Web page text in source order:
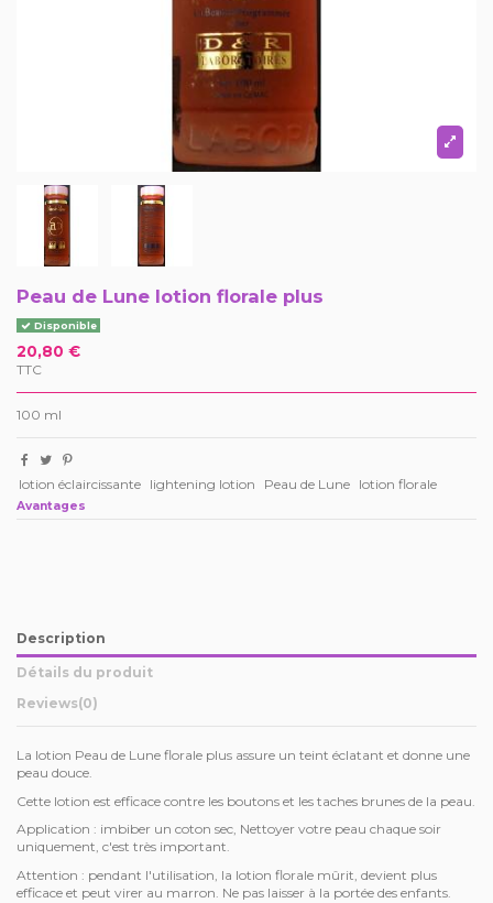
Peau de Lune lotion florale plus
Disponible
20,80 €
TTC
100 ml
lotion éclaircissante lightening lotion Peau de Lune lotion florale
Avantages
Description
Détails du produit
Reviews(0)
La lotion Peau de Lune florale plus assure un teint éclatant et donne une
peau douce.
Cette lotion est efficace contre les boutons et les taches brunes de la peau.
Application : imbiber un coton sec, Nettoyer votre peau chaque soir
uniquement, c'est très important.
Attention : pendant l'utilisation, la lotion florale mûrit, devient plus
efficace et peut virer au marron. Ne pas laisser à la portée des enfants.